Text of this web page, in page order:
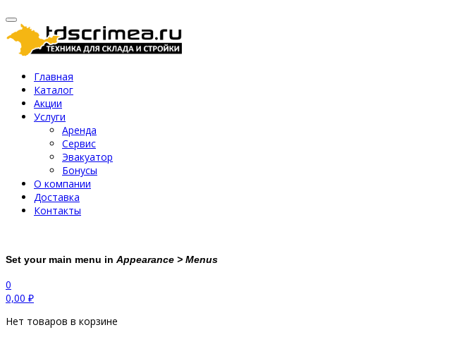
Главная
Каталог
Акции
Услуги
Аренда
Сервис
Эвакуатор
Бонусы
О компании
Доставка
Контакты
Set your main menu in Appearance > Menus
0
0,00 ₽
Нет товаров в корзине